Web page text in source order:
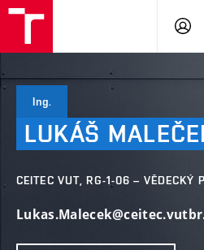
Ing.
LUKÁŠ
CEITEC VUT, RG-1-06 – VĚDECKÝ